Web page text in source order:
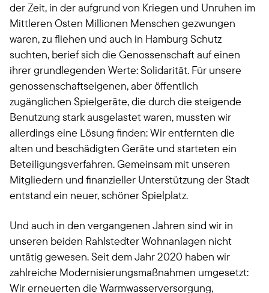
der Zeit, in der aufgrund von Kriegen und Unruhen im
Mittleren Osten Millionen Menschen gezwungen
waren, zu fliehen und auch in Hamburg Schutz
suchten, berief sich die Genossenschaft auf einen
ihrer grundlegenden Werte: Solidarität. Für unsere
genossenschaftseigenen, aber öffentlich
zugänglichen Spielgeräte, die durch die steigende
Benutzung stark ausgelastet waren, mussten wir
allerdings eine Lösung finden: Wir entfernten die
alten und beschädigten Geräte und starteten ein
Beteiligungsverfahren. Gemeinsam mit unseren
Mitgliedern und finanzieller Unterstützung der Stadt
entstand ein neuer, schöner Spielplatz.
Und auch in den vergangenen Jahren sind wir in
unseren beiden Rahlstedter Wohnanlagen nicht
untätig gewesen. Seit dem Jahr 2020 haben wir
zahlreiche Modernisierungsmaßnahmen umgesetzt:
Wir erneuerten die Warmwasserversorgung,